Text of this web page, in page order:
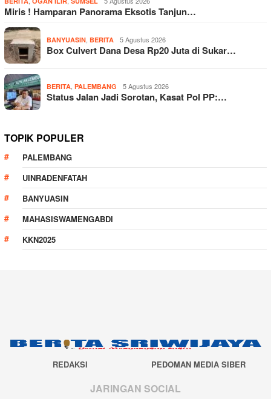
Miris ! Hamparan Panorama Eksotis Tanjun…
BANYUASIN BERITA 5 Agustus 2026
Box Culvert Dana Desa Rp20 Juta di Sukar…
BERITA PALEMBANG 5 Agustus 2026
Status Jalan Jadi Sorotan, Kasat Pol PP:…
TOPIK POPULER
PALEMBANG
UINRADENFATAH
BANYUASIN
MAHASISWAMENGABDI
KKN2025
REDAKSI PEDOMAN MEDIA SIBER
JARINGAN SOCIAL